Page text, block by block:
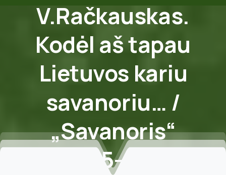
V.Račkauskas.
Kodėl aštapau
Lietuvos kariu
savanoriu… /
„Savanoris“
2011-05-26